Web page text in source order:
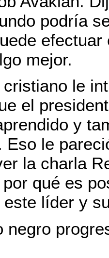
podría
mejor.
le
el
y
Eso le
la charla
qué es
líder y
negro